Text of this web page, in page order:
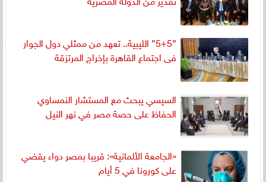
”5+5” الليبية.. تعهد من ممثلي دول الجوار
فى اجتماع القاهرة بإخراج المرتزقة
السيسي يبحث مع المستشار النمساوي
الحفاظ على حصة مصر في نهر النيل
«الجامعة الألمانية»: قريبا بمصر دواء يقضي
على كورونا في 5 أيام